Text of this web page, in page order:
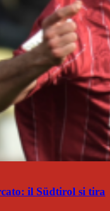
il Südtirol si tira